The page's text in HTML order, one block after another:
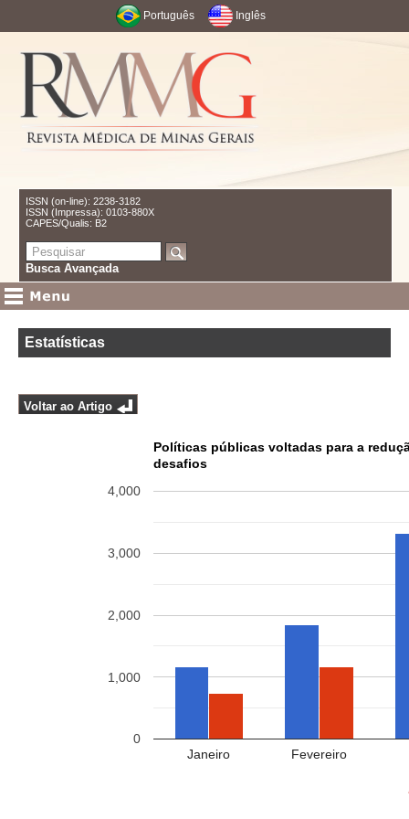
Português Inglês
ISSN (on-line): 2238-3182
ISSN (Impressa): 0103-880X
CAPES/Qualis: B2
Busca Avançada
Estatísticas
Voltar ao Artigo
Políticas públicas voltadas para a
desafios
Janeiro Fevereiro
0
1,000
2,000
3,000
4,000